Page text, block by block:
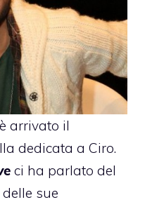
è arrivato il
dedicata a Ciro.
ci ha parlato del
sue